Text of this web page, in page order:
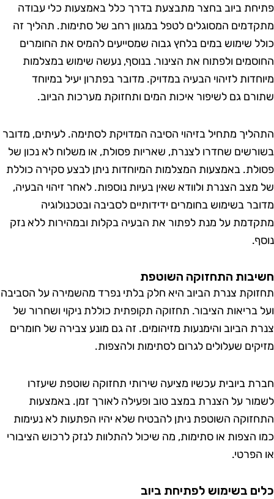
ביוב בחצר מתבצעת בדרך כלל באמצעות כלי עבודה
המסוגלים לטפל במגוון רחב של סתימות. תהליך זה
שימוש במים בלחץ גבוה שמסייעים להמיס את החומרים
ולפתוח את הצינור. בנוסף, נעשה שימוש במצלמות
לזיהוי הבעיה במדויק. מדובר בפתרון יעיל במיוחד
גם לשיפור איכות המים ותחזוקת מערכות הביוב.
מתחיל בזיהוי הסיבה המדויקת לסתימה. לעיתים, מדובר
שחדרו לצנרת, שאריות פסולת, או משלוח לא נכון של
באמצעות המצלמות המיוחדות ניתן לבצע סקירה כוללת
הצנרת ולוודא שאין בעיות נוספות. לאחר זיהוי הבעיה,
בשימוש בחומרים ידידותיים לסביבה ובטכנולוגיה
על מנת לפתור את הבעיה בקלות ובמהירות ללא נזק
התחזוקה השוטפת
צנרת הביוב היא חלק בלתי נפרד מהשמירה על הסביבה
בריאות הציבור. תחזוקה תקופתית כוללת ניקוי ושחרור של
הביוב והימנעות מזיהומים. זה גם מונע צבירה של חומרים
שעלולים לגרום לסתימות ולהצפות.
ביובית עכשיו מציעה שירותי תחזוקה שוטפת שיעזרו
על הצנרת במצב טוב ופעילה לאורך זמן. באמצעות
השוטפת ניתן להבטיח שלא יהיו הפתעות לא נעימות
הצפות או סתימות, מה שיכול להתלוות לנזק לרכוש הציבורי
בשימוש לפתיחת ביוב